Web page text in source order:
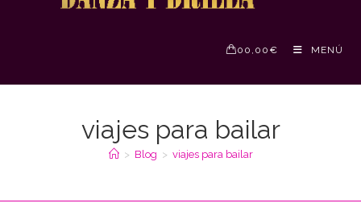
0 0,00 € MENÚ
viajes para bailar
> Blog > viajes para bailar